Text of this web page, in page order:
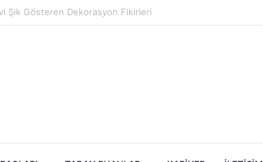
Öğrencileri İçin Ekonomik Tatil Rehberi